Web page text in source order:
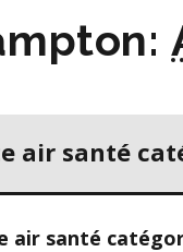
air santé
air santé